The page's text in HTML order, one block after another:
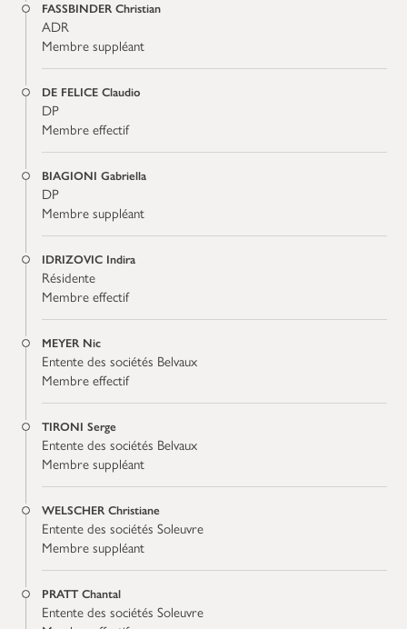
FASSBINDER Christian
ADR
Membre suppléant
DE FELICE Claudio
DP
Membre effectif
BIAGIONI Gabriella
DP
Membre suppléant
IDRIZOVIC Indira
Résidente
Membre effectif
MEYER Nic
Entente des sociétés Belvaux
Membre effectif
TIRONI Serge
Entente des sociétés Belvaux
Membre suppléant
WELSCHER Christiane
Entente des sociétés Soleuvre
Membre suppléant
PRATT Chantal
Entente des sociétés Soleuvre